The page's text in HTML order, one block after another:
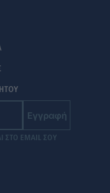
Εγγραφή
EMAIL ΣΟΥ